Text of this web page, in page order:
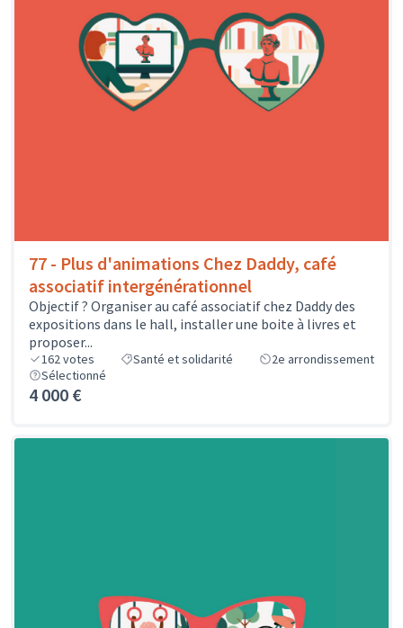
77 - Plus d'animations Chez Daddy, café
associatif intergénérationnel
Objectif ? Organiser au café associatif chez Daddy des
expositions dans le hall, installer une boite à livres et
proposer...
162votes Santé et solidarité
2e arrondissement
Sélectionné
4 000 €